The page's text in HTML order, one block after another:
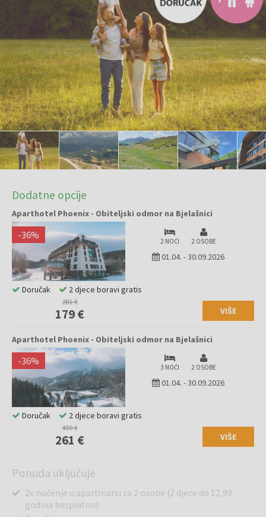
Dodatne opcije
Aparthotel Phoenix - Obiteljski odmor na Bjelašnici
-36% 2 NOĆI 2 OSOBE
01.04. -30.09.2026
281 €
179 € VIŠE
Doručak 2 djece boravi gratis
Aparthotel Phoenix - Obiteljski odmor na Bjelašnici
-36% 3 NOĆI 2 OSOBE
01.04. -30.09.2026
409 €
261 € VIŠE
Doručak 2 djece boravi gratis
Ponuda uključuje
2x noćenje u apartmanu za 2 osobe (2 djece do 12,99
godina besplatno)